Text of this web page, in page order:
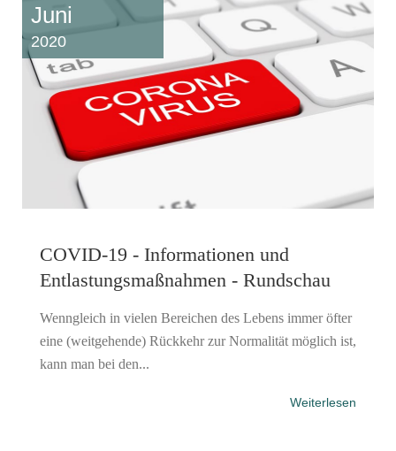
Juni
2020
COVID-19 - Informationen und
Entlastungsmaßnahmen - Rundschau
Wenngleich in vielen Bereichen des Lebens immer öfter
eine (weitgehende) Rückkehr zur Normalität möglich ist,
kann man bei den...
Weiterlesen